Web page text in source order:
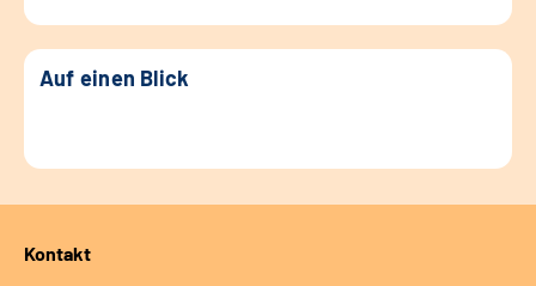
Auf einen Blick
Kontakt